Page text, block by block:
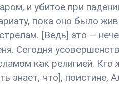
и убитое при
пока оно было
[Ведь] это —
Сегодня
как религией.
знает, что],